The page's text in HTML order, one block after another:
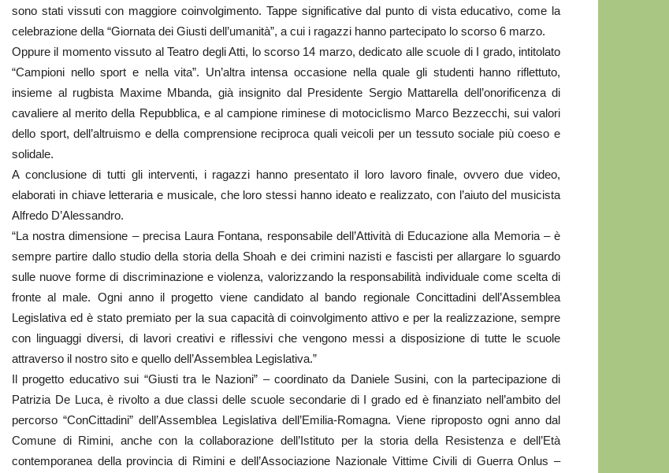
sono stati vissuti con maggiore coinvolgimento. Tappe significative dal punto di vista educativo, come la
celebrazione della “Giornata dei Giusti dell’umanità”, a cui i ragazzi hanno partecipato lo scorso 6 marzo.
Oppure il momento vissuto al Teatro degli Atti, lo scorso 14 marzo, dedicato alle scuole di I grado, intitolato
“Campioni nello sport e nella vita”. Un’altra intensa occasione nella quale gli studenti hanno riflettuto,
insieme al rugbista Maxime Mbanda, già insignito dal Presidente Sergio Mattarella dell’onorificenza di
cavaliere al merito della Repubblica, e al campione riminese di motociclismo Marco Bezzecchi, sui valori
dello sport, dell’altruismo e della comprensione reciproca quali veicoli per un tessuto sociale più coeso e
solidale.
A conclusione di tutti gli interventi, i ragazzi hanno presentato il loro lavoro finale, ovvero due video,
elaborati in chiave letteraria e musicale, che loro stessi hanno ideato e realizzato, con l’aiuto del musicista
Alfredo D’Alessandro.
“La nostra dimensione – precisa Laura Fontana, responsabile dell’Attività di Educazione alla Memoria – è
sempre partire dallo studio della storia della Shoah e dei crimini nazisti e fascisti per allargare lo sguardo
sulle nuove forme di discriminazione e violenza, valorizzando la responsabilità individuale come scelta di
fronte al male. Ogni anno il progetto viene candidato al bando regionale Concittadini dell’Assemblea
Legislativa ed è stato premiato per la sua capacità di coinvolgimento attivo e per la realizzazione, sempre
con linguaggi diversi, di lavori creativi e riflessivi che vengono messi a disposizione di tutte le scuole
attraverso il nostro sito e quello dell’Assemblea Legislativa.”
Il progetto educativo sui “Giusti tra le Nazioni” – coordinato da Daniele Susini, con la partecipazione di
Patrizia De Luca, è rivolto a due classi delle scuole secondarie di I grado ed è finanziato nell’ambito del
percorso “ConCittadini” dell’Assemblea Legislativa dell’Emilia-Romagna. Viene riproposto ogni anno dal
Comune di Rimini, anche con la collaborazione dell’Istituto per la storia della Resistenza e dell’Età
contemporanea della provincia di Rimini e dell’Associazione Nazionale Vittime Civili di Guerra Onlus –